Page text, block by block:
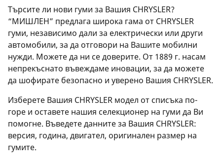
Търсите ли нови гуми за Вашия CHRYSLER?
“МИШЛЕН” предлага широка гама от CHRYSLER
гуми, независимо дали за електрически или други
автомобили, за да отговори на Вашите мобилни
нужди. Можете да ни се доверите. От 1889 г. насам
непрекъснато въвеждаме иновации, за да можете
да шофирате безопасно и уверено Вашия CHRYSLER.
Изберете Вашия CHRYSLER модел от списъка по-
горе и оставете нашия селекционер на гуми да Ви
помогне. Въведете данните за Вашия CHRYSLER:
версия, година, двигател, оригинален размер на
гумите.